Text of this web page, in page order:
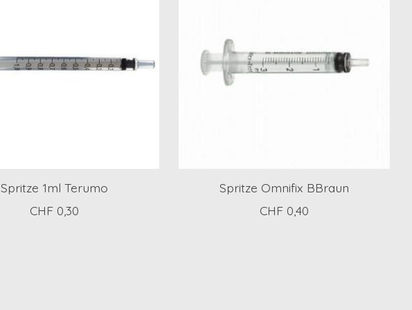
Spritze 1ml Terumo
CHF 0,30
Spritze Omnifix BBraun
CHF 0,40